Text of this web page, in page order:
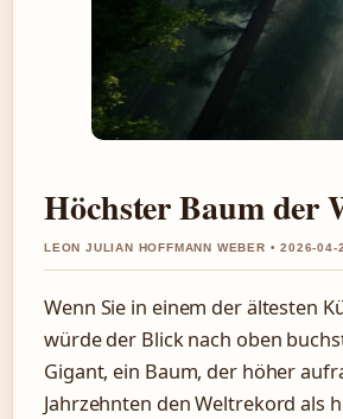
Höchster Baum der
LEON JULIAN HOFFMANN WEBER • 2026-
Wenn Sie in einem der ältesten
würde der Blick nach oben
Gigant, ein Baum, der höher
Jahrzehnten den Weltrekord als